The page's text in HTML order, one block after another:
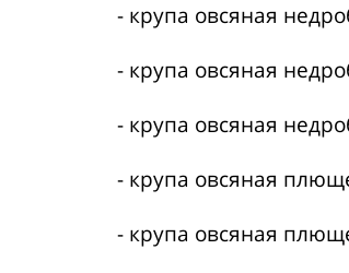
- крупа овсяная
- крупа овсяная
- крупа овсяная
- крупа овсяная
- крупа овсяная